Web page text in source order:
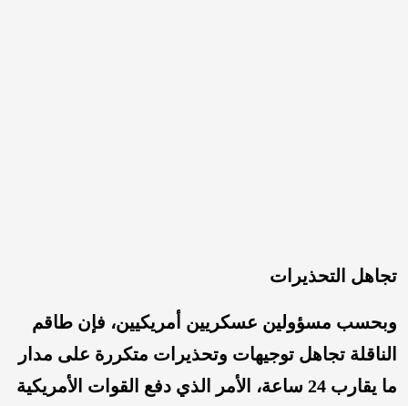
تجاهل التحذيرات
وبحسب مسؤولين عسكريين أمريكيين، فإن طاقم
الناقلة تجاهل توجيهات وتحذيرات متكررة على مدار
ما يقارب 24 ساعة، الأمر الذي دفع القوات الأمريكية